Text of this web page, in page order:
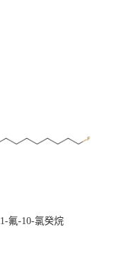
1-氟-10-氯癸烷